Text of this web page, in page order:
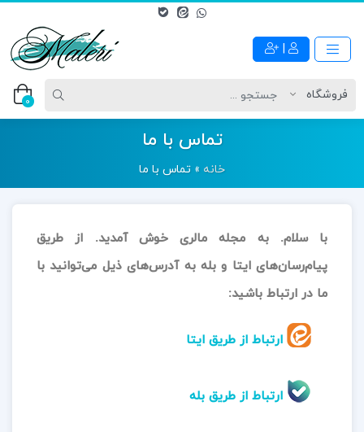
0
تماس با ما
خانه » تماس با ما
با سلام. به مجله مالری خوش آمدید. از طریق
پیام‌رسان‌های ایتا و بله به آدرس‌های ذیل می‌توانید با
ما در ارتباط باشید:
ارتباط از طریق ایتا
ارتباط از طریق بله